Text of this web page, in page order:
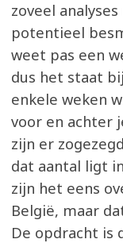
zoveel
potentieel
weet pas een
dus het staat
enkele weken
voor en achter
zijn er
dat aantal ligt
zijn het eens
België, maar
De opdracht is